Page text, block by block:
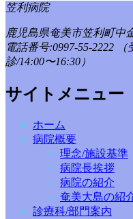
笠利病院
鹿児島県奄美市笠利町中
電話番号:0997-55-2222
診/14:00〜16:30）
サイトメニュー
ホーム
病院概要
理念/施設基準
病院長挨拶
病院の紹介
奄美大島の紹
診療科/部門案内